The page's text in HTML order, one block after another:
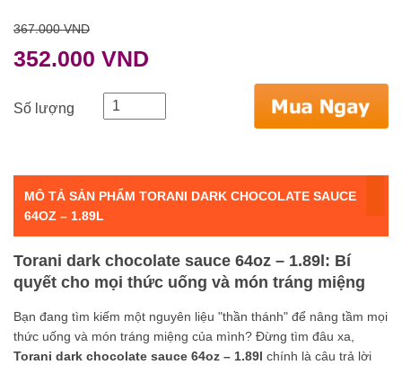
367.000 VND
352.000 VND
Số lượng
MÔ TẢ SẢN PHẨM TORANI DARK CHOCOLATE SAUCE
64OZ – 1.89L
Torani dark chocolate sauce 64oz – 1.89l: Bí
quyết cho mọi thức uống và món tráng miệng
Bạn đang tìm kiếm một nguyên liệu "thần thánh" để nâng tầm mọi
thức uống và món tráng miệng của mình? Đừng tìm đâu xa,
Torani dark chocolate sauce 64oz – 1.89l chính là câu trả lời